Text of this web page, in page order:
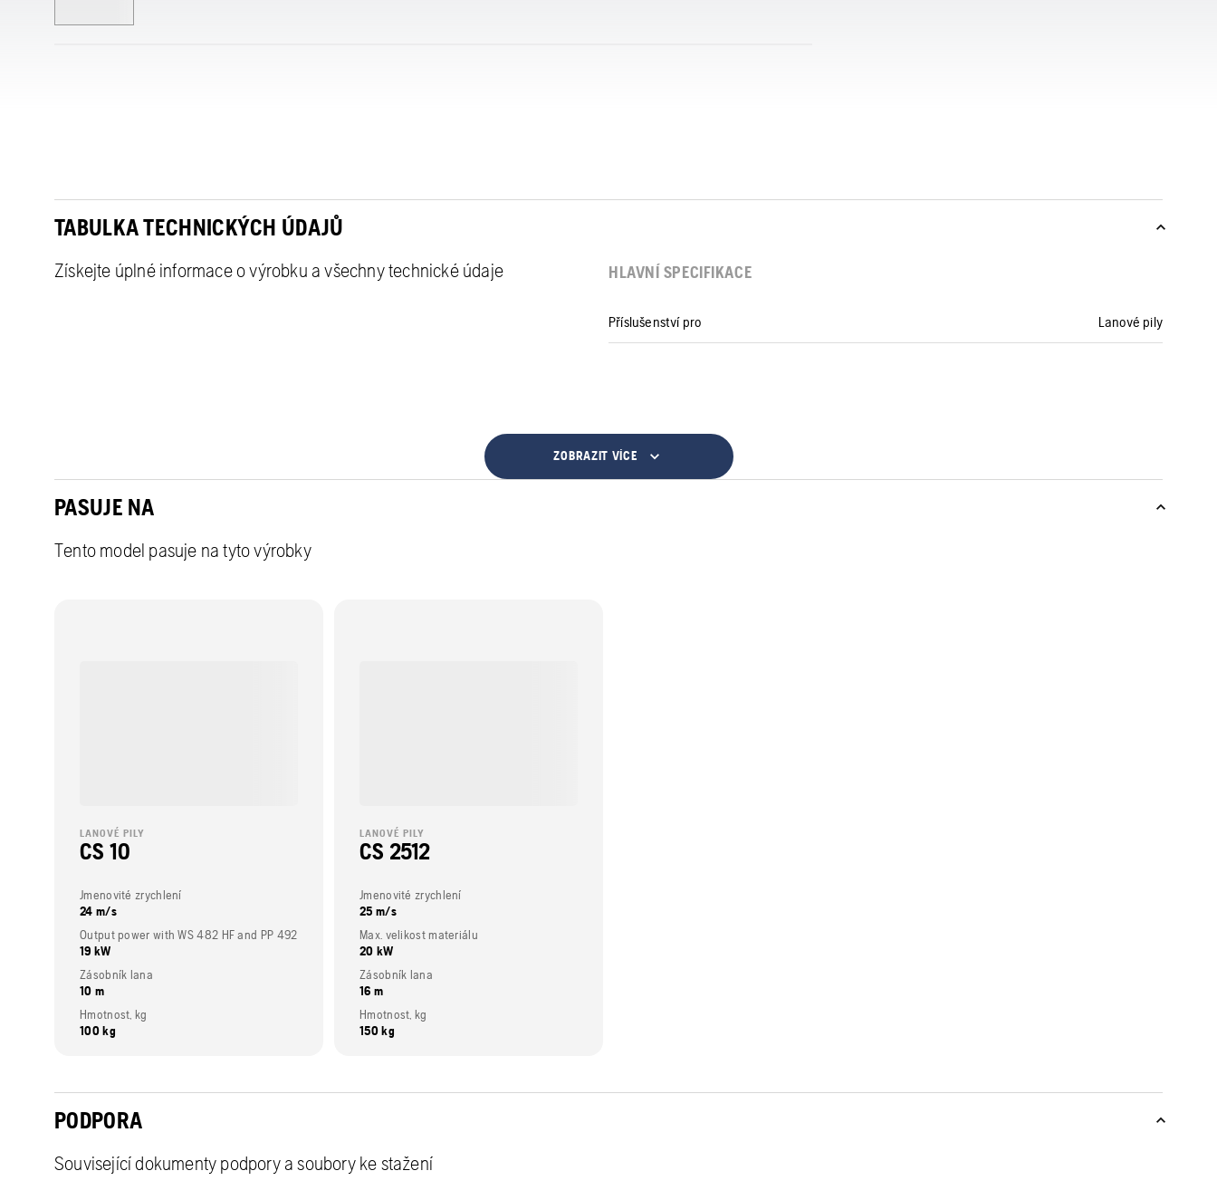
TABULKA TECHNICKÝCH ÚDAJŮ
Získejte úplné informace o výrobku a všechny technické údaje HLAVNÍ SPECIFIKACE
Příslušenství pro Lanové pily
ZOBRAZIT VÍCE
PASUJE NA
Tento model pasuje na tyto výrobky
LANOVÉ PILY
CS 10
Jmenovité zrychlení
24 m/s
Output power with WS 482 HF and PP 492
19 kW
Zásobník lana
10 m
Hmotnost, kg
100 kg
LANOVÉ PILY
CS 2512
Jmenovité zrychlení
25 m/s
Max. velikost materiálu
20 kW
Zásobník lana
16 m
Hmotnost, kg
150 kg
PODPORA
Související dokumenty podpory a soubory ke stažení